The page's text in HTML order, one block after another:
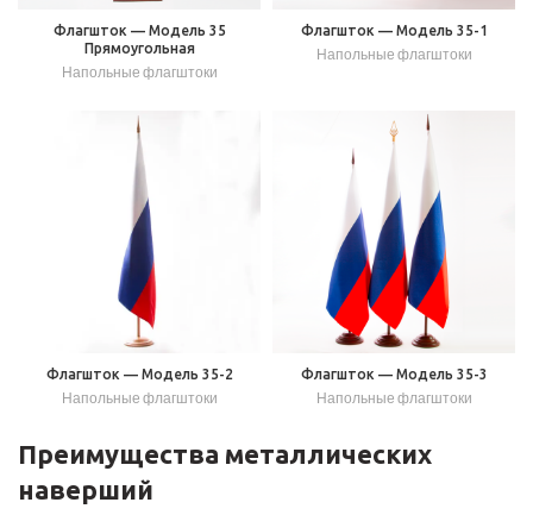
Флагшток — Модель 35
Прямоугольная
Напольные флагштоки
Флагшток — Модель 35-1
Напольные флагштоки
Флагшток — Модель 35-2
Напольные флагштоки
Флагшток — Модель 35-3
Напольные флагштоки
Преимущества металлических
наверший